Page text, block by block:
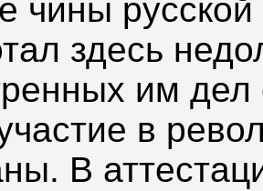
чины
здесь
им
в
В